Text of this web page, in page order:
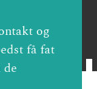
og
få fat